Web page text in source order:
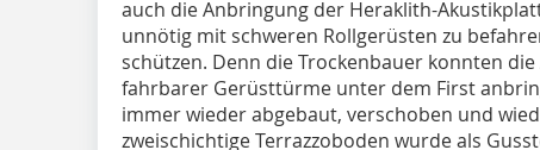
auch die Anbringung der Heraklith-
unnötig mit schweren Rollgerüsten zu
schützen. Denn die Trockenbauer konnten
fahrbarer Gerüsttürme unter dem First
immer wieder abgebaut, verschoben und
zweischichtige Terrazzoboden wurde als